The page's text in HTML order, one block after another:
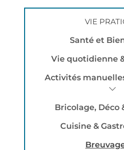
VIE
Santé et
Vie quotidienne
Activités
Bricolage, Déco
Cuisine &